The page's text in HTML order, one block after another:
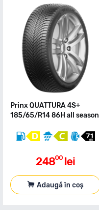
Prinx QUATTURA 4S+
185/65/R14 86H all season
24800 lei
Adaugă în coș